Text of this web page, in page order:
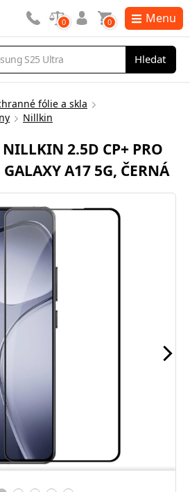
Hledat
0 0 Menu
fólie a skla
Nillkin
NILLKIN 2.5D CP+ PRO
A17 5G, ČERNÁ